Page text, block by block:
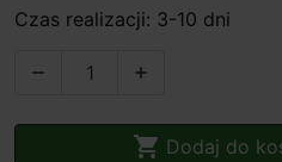
Czas realizacji: 3-10 dni
 
 Dodaj do